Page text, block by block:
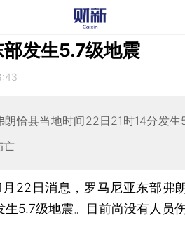
发生5.7级地震
朗恰县当地时间22日21时14分发生
亡
日消息，罗马尼亚东部弗
5.7级地震。目前尚没有人员